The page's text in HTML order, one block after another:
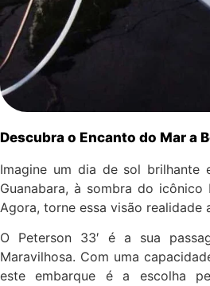
Descubra o Encanto do Mar a
Imagine um dia de sol brilhante
Guanabara, à sombra do
Agora, torne essa visão realidade
O Peterson 33′ é a sua
Maravilhosa. Com uma
este embarque é a escolha